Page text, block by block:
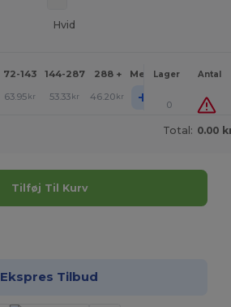
Hvid
72-143 144-287 288 + MereLager Antal
63.95 kr 53.33 kr 46.20 kr + 0
Total: 0.00
Tilføj Til Kurv
Ekspres Tilbud